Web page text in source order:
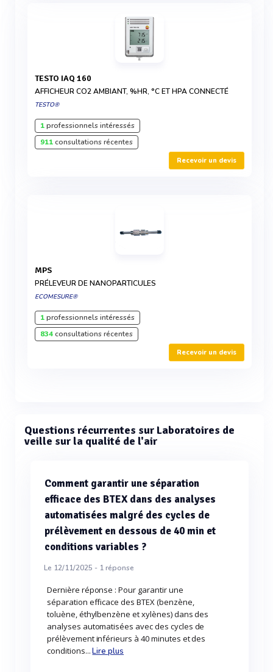
TESTO IAQ 160
AFFICHEUR CO2 AMBIANT, %HR, °C ET HPA CONNECTÉ
TESTO®
1professionnels intéressés
911consultations récentes
Recevoir un devis
MPS
PRÉLEVEUR DE NANOPARTICULES
ECOMESURE®
1professionnels intéressés
834consultations récentes
Recevoir un devis
Questions récurrentes sur Laboratoires de
veille sur la qualité de l'air
Comment garantir une séparation
efficace des BTEX dans des analyses
automatisées malgré des cycles de
prélèvement en dessous de 40 min et
conditions variables ?
Le 12/11/2025 - 1réponse
Dernière réponse : Pour garantir une
séparation efficace des BTEX (benzène,
toluène, éthylbenzène et xylènes) dans des
analyses automatisées avec des cycles de
prélèvement inférieurs à 40 minutes et des
conditions...Lire plus